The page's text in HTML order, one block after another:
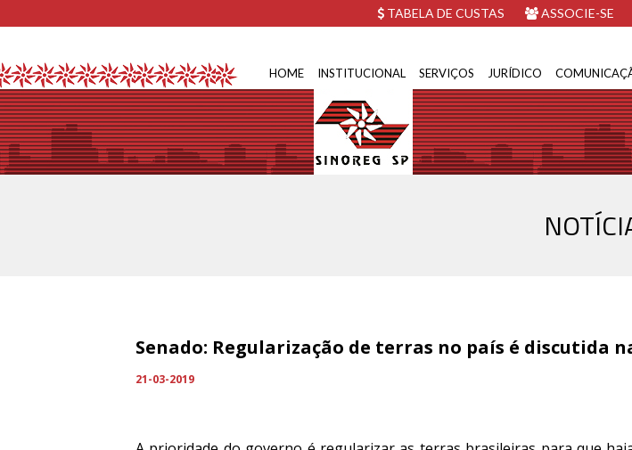
TABELA DE CUSTAS ASSOCIE-SE
HOME INSTITUCIONAL SERVIÇOS JURÍDICO
Senado: Regularização de terras no país é discutida
21-03-2019